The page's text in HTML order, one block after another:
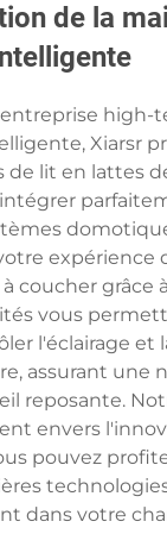
de la
high-
Xiarsr
de lit en lattes
expérience
coucher grâce
vous
l'éclairage et
assurant une
reposante.
envers
pouvez
dans votre